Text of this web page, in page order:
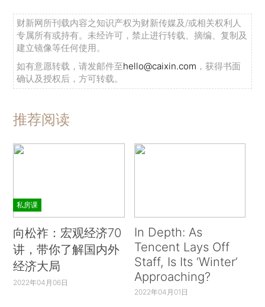
财新网所刊载内容之知识产权为财新传媒及/或相关权利人
专属所有或持有。未经许可，禁止进行转载、摘编、复制及
建立镜像等任何使用。
如有意愿转载，请发邮件至hello@caixin.com ，获得书面
确认及授权后，方可转载。
推荐阅读
私房课
向松祚：宏观经济70
讲，带你了解国内外
经济大局
2022年04月06日
In Depth: As
Tencent Lays Off
Staff, Is Its ‘Winter’
Approaching?
2022年04月01日